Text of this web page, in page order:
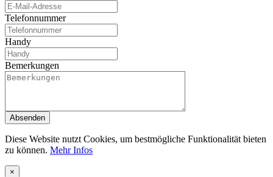
Telefonnummer
Handy
Bemerkungen
Absenden
Diese Website nutzt Cookies, um bestmögliche Funktionalität bieten
zu können. Mehr Infos
×